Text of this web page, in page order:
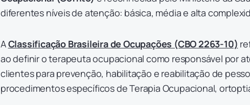
diferentes níveis de atenção: básica, média e alta
AClassificação Brasileira de Ocupações (CBO 2263-10)
ao definir o terapeuta ocupacional como responsável por
clientes para prevenção, habilitação e reabilitação de
procedimentos específicos de Terapia Ocupacional,